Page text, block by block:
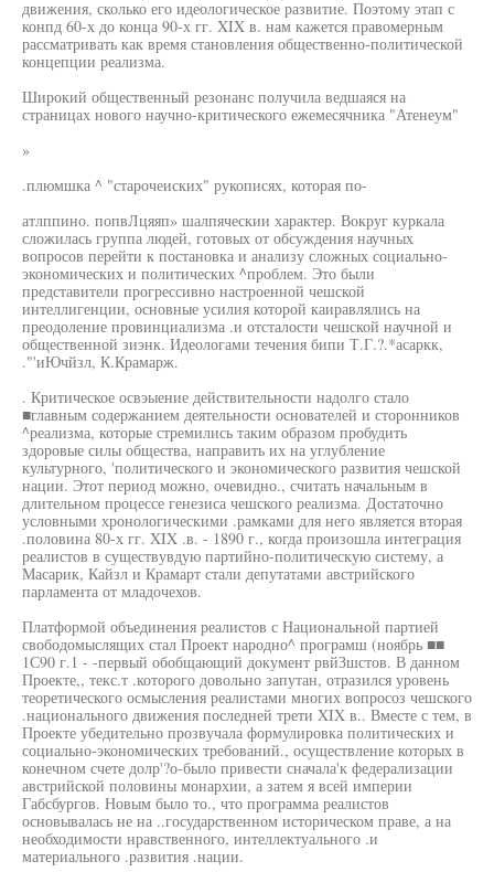
движения, сколько его идеологическое развитие. Поэтому этап с
конпд 60-х до конца 90-х гг. XIX в. нам кажется правомерным
рассматривать как время становления общественно-политической
концепции реализма.
Широкий общественный резонанс получила ведшаяся на
страницах нового научно-критического ежемесячника "Атенеум"
»
.плюмшка ^ "старочеиских" рукописях, которая по-
атлппино. попвЛцяяп» шалпяческии характер. Вокруг куркала
сложилась группа людей, готовых от обсуждения научных
вопросов перейти к постановка и анализу сложных социально-
экономических и политических ^проблем. Это были
представители прогрессивно настроенной чешской
интеллигенции, основные усилия которой каиравлялись на
преодоление провинциализма .и отсталости чешской научной и
общественной зиэнк. Идеологами течения бипи Т.Г.?.*асаркк,
."'иЮчйзл, К.Крамарж.
. Критическое освэыение действительности надолго стало
■главным содержанием деятельности основателей и сторонников
^реализма, которые стремились таким образом пробудить
здоровые силы общества, направить их на углубление
культурного, 'политического и экономического развития чешской
нации. Этот период можно, очевидно., считать начальным в
длительном процессе генезиса чешского реализма. Достаточно
условными хронологическими .рамками для него является вторая
.половина 80-х гг. XIX .в. - 1890 г., когда произошла интеграция
реалистов в существувдую партийно-политическую систему, а
Масарик, Кайзл и Крамарт стали депутатами австрийского
парламента от младочехов.
Платформой объединения реалистов с Национальной партией
свободомыслящих стал Проект народно^ програмш (ноябрь ■■
1С90 г.1 - -первый обобщающий документ рвйЗшстов. В данном
Проекте,, текс.т .которого довольно запутан, отразился уровень
теоретического осмысления реалистами многих вопросоз чешского
.национального движения последней трети XIX в.. Вместе с тем, в
Проекте убедительно прозвучала формулировка политических и
социально-экономических требований., осуществление которых в
конечном счете долр'?о-было привести сначала'к федерализации
австрийской половины монархии, а затем я всей империи
Габсбургов. Новым было то., что программа реалистов
основывалась не на ..государственном историческом праве, а на
необходимости нравственного, интеллектуального .и
материального .развития .нации.